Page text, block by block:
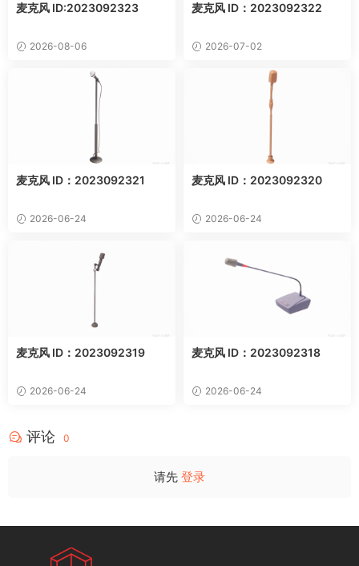
麦克风 ID:2023092323
2026-08-06
麦克风 ID：2023092322
2026-07-02
麦克风 ID：2023092321
2026-06-24
麦克风 ID：2023092320
2026-06-24
麦克风 ID：2023092319
2026-06-24
麦克风 ID：2023092318
2026-06-24
评论 0
请先 登录